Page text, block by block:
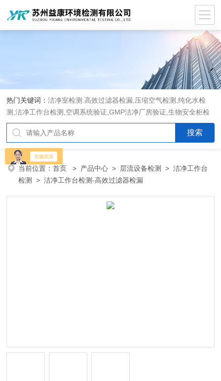
热门关键词：洁净室检测.高效过滤器检漏,压缩空气检测,纯化水检
测,洁净工作台检测,空调系统验证,GMP洁净厂房验证,生物安全柜检
测,洁净度检测,洁净室验收检测,GMP验证方案编写执行
当前位置：首页 > 产品中心 > 层流设备检测 >洁净工作台
检测
> 洁净工作台检测-高效过滤器检漏